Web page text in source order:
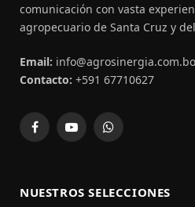
comunicación con vasta
agropecuario de Santa Cruz y
Email: info@agrosinergia.com.bo
Contacto: +591 67710627
FacebookYouTubeWhatsApp
NUESTROS SELECCIONES